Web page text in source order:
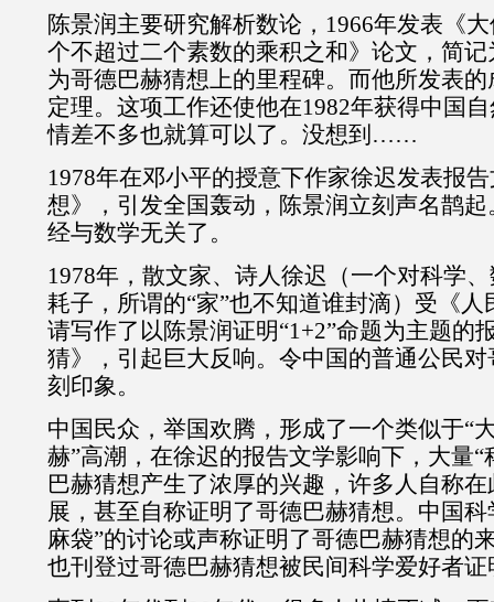
陈景润主要研究解析数论，1966年发表《
个不超过二个素数的乘积之和》论文，简
为哥德巴赫猜想上的里程碑。而他所发表
定理。这项工作还使他在1982年获得中国
情差不多也就算可以了。没想到……
1978年在邓小平的授意下作家徐迟发表报
想》，引发全国轰动，陈景润立刻声名鹊起
经与数学无关了。
1978年，散文家、诗人徐迟（一个对科学
耗子，所谓的“家”也不知道谁封滴）受《
请写作了以陈景润证明“1+2”命题为主题的
猜》，引起巨大反响。令中国的普通公民
刻印象。
中国民众，举国欢腾，形成了一个类似于“
赫”高潮，在徐迟的报告文学影响下，大量“
巴赫猜想产生了浓厚的兴趣，许多人自称
展，甚至自称证明了哥德巴赫猜想。中国
麻袋”的讨论或声称证明了哥德巴赫猜想的
也刊登过哥德巴赫猜想被民间科学爱好者